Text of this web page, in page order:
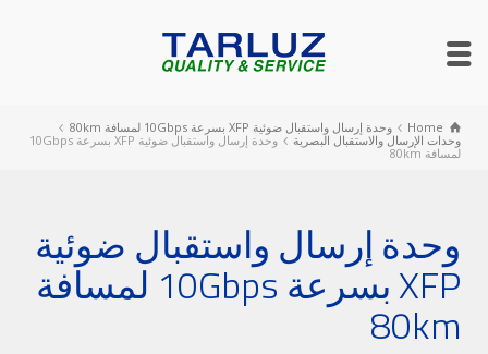
Home
وحدة إرسال واستقبال ضوئية ‎XFP‎ بسرعة ‎10Gbps‎ لمسافة ‎80km‎
وحدات الإرسال والاستقبال البصرية
وحدة إرسال واستقبال ضوئية ‎XFP‎ بسرعة ‎10Gbps‎
لمسافة ‎80km‎
وحدة إرسال واستقبال ضوئية
‎XFP‎ بسرعة ‎10Gbps‎ لمسافة
‎80km‎